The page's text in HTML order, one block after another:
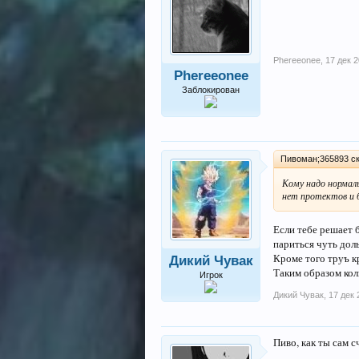
Phereeonee
Заблокирован
Phereeonee 17 дек
Дикий Чувак
Игрок
Пивоман;365893
Кому надо
нет протектов и
Если тебе решает
париться чуть
Кроме того труъ
Таким образом
Дикий Чувак 17 дек
Пиво, как ты сам